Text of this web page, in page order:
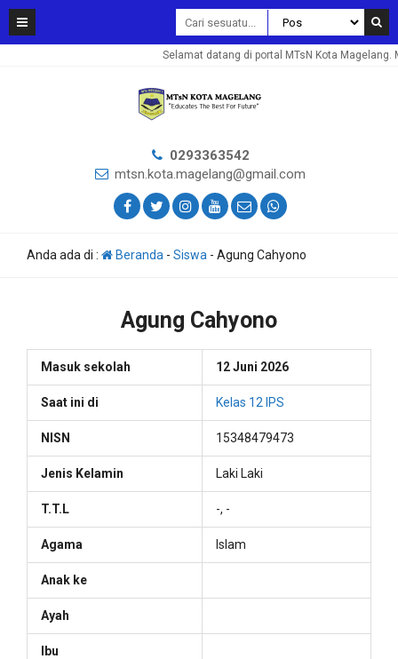
Selamat datang di portal MTsN Kota Magelang.
0293363542
mtsn.kota.magelang@gmail.com
Anda ada di : Beranda - Siswa - Agung Cahyono
Agung Cahyono
Masuk sekolah 12 Juni 2026
Saat ini di Kelas 12 IPS
NISN 15348479473
Jenis Kelamin Laki Laki
T.T.L -, -
Agama Islam
Anak ke
Ayah
Ibu